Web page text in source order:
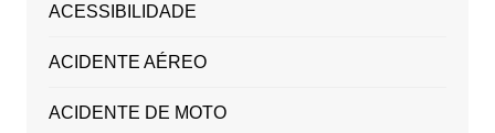
ACESSIBILIDADE
ACIDENTE AÉREO
ACIDENTE DE MOTO